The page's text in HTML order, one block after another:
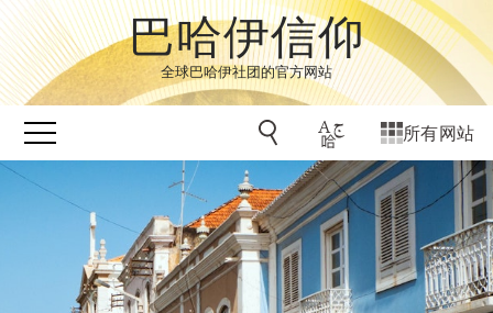
巴哈伊信仰
全球巴哈伊社团的官方网站
所有网站